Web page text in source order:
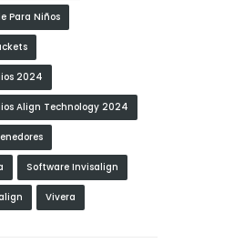
Para Niños
2024
Align Technology 2024
Software Invisalign
Vivera